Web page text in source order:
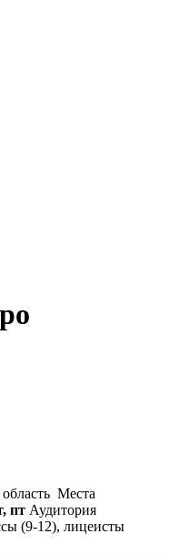
Места
пт Аудитория
(9-12), лицеисты